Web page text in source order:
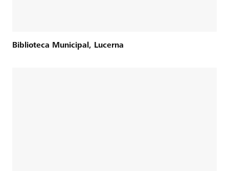
Biblioteca Municipal, Lucerna